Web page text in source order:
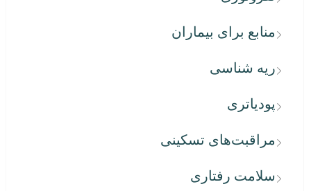
منابع برای بیماران
ریه شناسی
پودیاتری
مراقبت‌های تسکینی
سلامت رفتاری